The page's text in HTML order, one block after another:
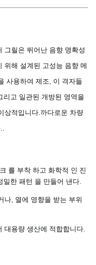
그릴은 뛰어난 음향 명확성
위해 설계된 고성능 음향 메
사용하여 제조, 이 격자들
리고 일관된 개방된 영역을
상적입니다.까다로운 차량
를 부착 하고 화학적 인 진
한 패턴 을 만들어 낸다.
나, 열에 영향을 받는 부위
대용량 생산에 적합합니다.